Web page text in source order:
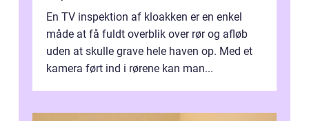
En TV inspektion af kloakken er en enkel
måde at få fuldt overblik over rør og afløb
uden at skulle grave hele haven op. Med et
kamera ført ind i rørene kan man...